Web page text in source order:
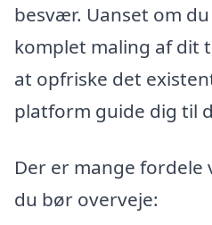
besvær. Uanset om
komplet maling af dit
at opfriske det
platform guide dig til
Der er mange fordele
du bør overveje: